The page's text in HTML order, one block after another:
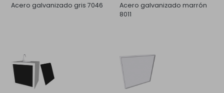
Acero galvanizado gris 7046
Acero galvanizado marrón
8011